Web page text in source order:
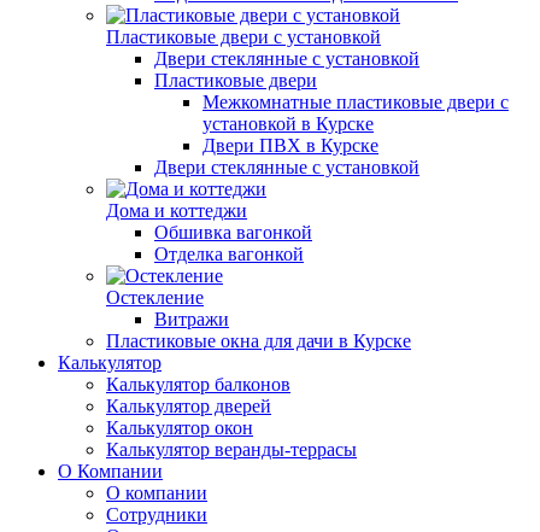
Пластиковые двери с установкой
Двери стеклянные с установкой
Пластиковые двери
Межкомнатные пластиковые двери с
установкой в Курске
Двери ПВХ в Курске
Двери стеклянные с установкой
Дома и коттеджи
Обшивка вагонкой
Отделка вагонкой
Остекление
Витражи
Пластиковые окна для дачи в Курске
Калькулятор
Калькулятор балконов
Калькулятор дверей
Калькулятор окон
Калькулятор веранды-террасы
О Компании
О компании
Сотрудники